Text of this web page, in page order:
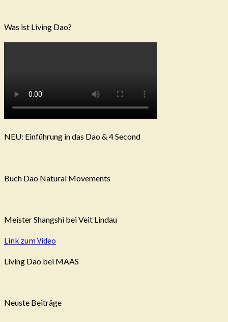
Was ist Living Dao?
NEU: Einführung in das Dao & 4 Second
Buch Dao Natural Movements
Meister Shangshi bei Veit Lindau
Link zum Video
Living Dao bei MAAS
Neuste Beiträge